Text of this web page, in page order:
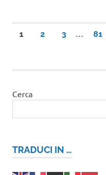
Paginazione
1 2 3 … 81
Cerca
TRADUCI IN …